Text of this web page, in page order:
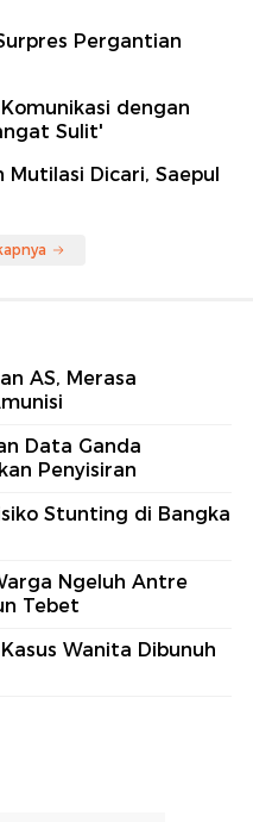
Pergantian
dengan
Sulit'
Dicari, Saepul
AS, Merasa
Data Ganda
Penyisiran
Stunting di Bangka
Ngeluh Antre
Tebet
Wanita Dibunuh